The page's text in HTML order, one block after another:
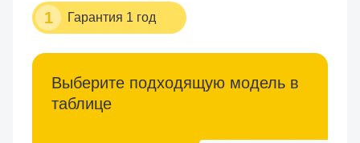
1 Гарантия 1 год
Выберите подходящую модель в
таблице